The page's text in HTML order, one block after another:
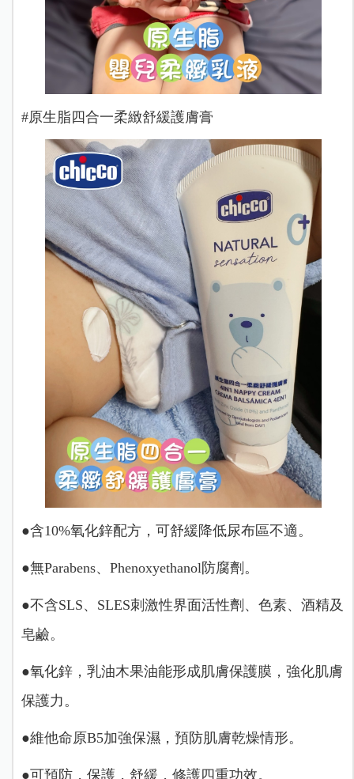
#原生脂四合一柔緻舒緩護膚膏
●含10%氧化鋅配方，可舒緩降低尿布區不適。
●無Parabens、Phenoxyethanol防腐劑。
●不含SLS、SLES刺激性界面活性劑、色素、酒精及
皂鹼。
●氧化鋅，乳油木果油能形成肌膚保護膜，強化肌膚
保護力。
●維他命原B5加強保濕，預防肌膚乾燥情形。
●可預防，保護，舒緩，修護四重功效。